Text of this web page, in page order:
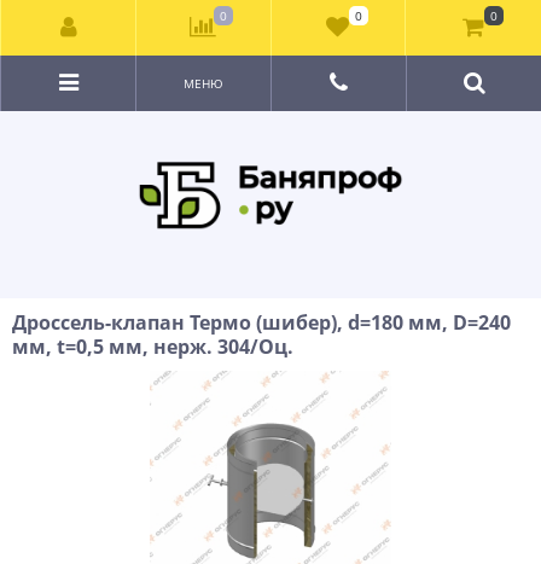
МЕНЮ
Дроссель-клапан Термо (шибер), d=180 мм, D=240
мм, t=0,5 мм, нерж. 304/Оц.
0 0 0